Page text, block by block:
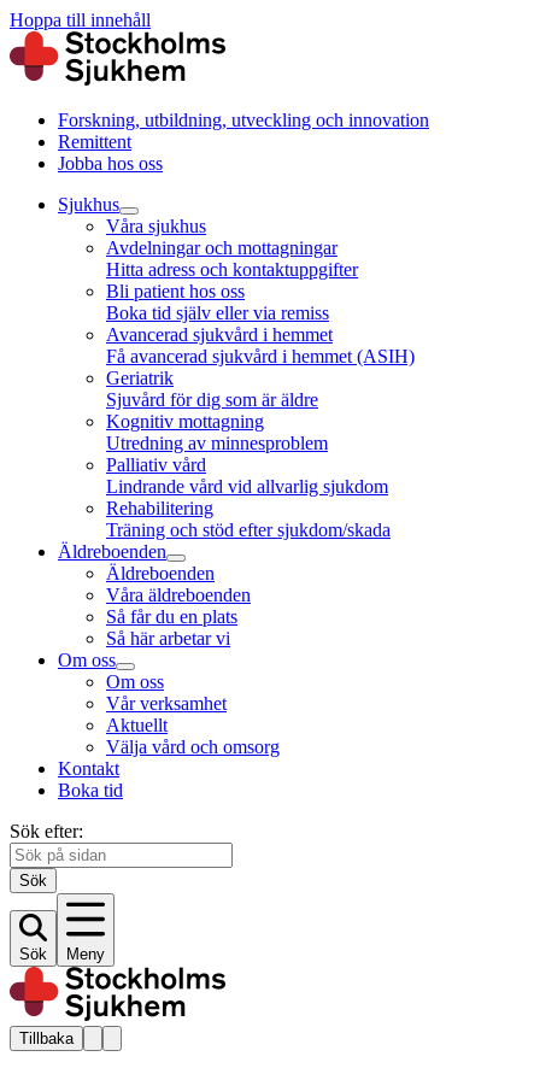
Hoppa till innehåll
Forskning, utbildning, utveckling och innovation
Remittent
Jobba hos oss
Sjukhus
Våra sjukhus
Avdelningar och mottagningar
Hitta adress och kontaktuppgifter
Bli patient hos oss
Boka tid själv eller via remiss
Avancerad sjukvård i hemmet
Få avancerad sjukvård i hemmet (ASIH)
Geriatrik
Sjuvård för dig som är äldre
Kognitiv mottagning
Utredning av minnesproblem
Palliativ vård
Lindrande vård vid allvarlig sjukdom
Rehabilitering
Träning och stöd efter sjukdom/skada
Äldreboenden
Äldreboenden
Våra äldreboenden
Så får du en plats
Så här arbetar vi
Om oss
Om oss
Vår verksamhet
Aktuellt
Välja vård och omsorg
Kontakt
Boka tid
Sök efter:
Sök
Sök Meny
Tillbaka